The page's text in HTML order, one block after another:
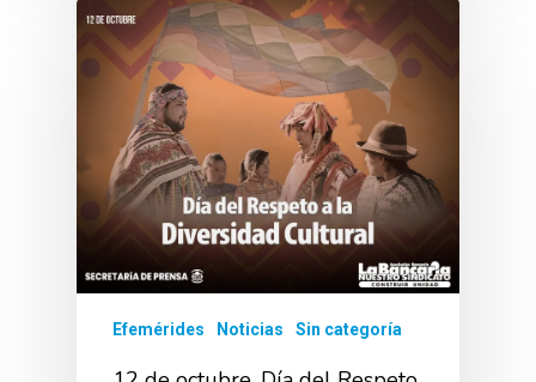
Efemérides Noticias Sin categoría